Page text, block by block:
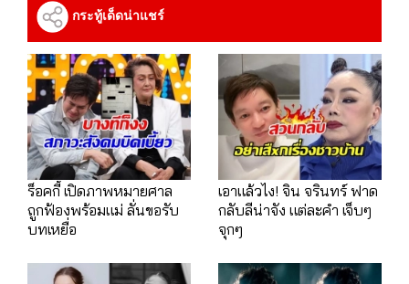
กระทู้เด็ดน่าแชร์
ร็อคกี้ เปิดภาพหมายศาล
ถูกฟ้องพร้อมแม่ ลั่นขอรับ
บทเหยื่อ
เอาแล้วไง! จิน จรินทร์ ฟาด
กลับลีน่าจัง แต่ละคำ เจ็บๆ
จุกๆ